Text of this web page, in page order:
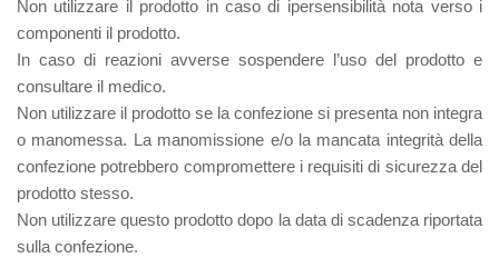
Non utilizzare il prodotto in caso di ipersensibilità nota verso i
componenti il prodotto.
In caso di reazioni avverse sospendere l’uso del prodotto e
consultare il medico.
Non utilizzare il prodotto se la confezione si presenta non integra
o manomessa. La manomissione e/o la mancata integrità della
confezione potrebbero compromettere i requisiti di sicurezza del
prodotto stesso.
Non utilizzare questo prodotto dopo la data di scadenza riportata
sulla confezione.